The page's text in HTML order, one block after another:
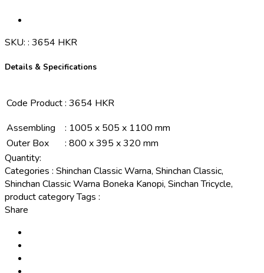
SKU: : 3654 HKR
Details & Specifications
Code Product: 3654 HKR
Assembling
: 1005 x 505 x 1100 mm
Outer Box
: 800 x 395 x 320 mm
Quantity:
Categories : Shinchan Classic Warna, Shinchan Classic,
Shinchan Classic Warna Boneka Kanopi, Sinchan Tricycle,
product categoryTags :
Share